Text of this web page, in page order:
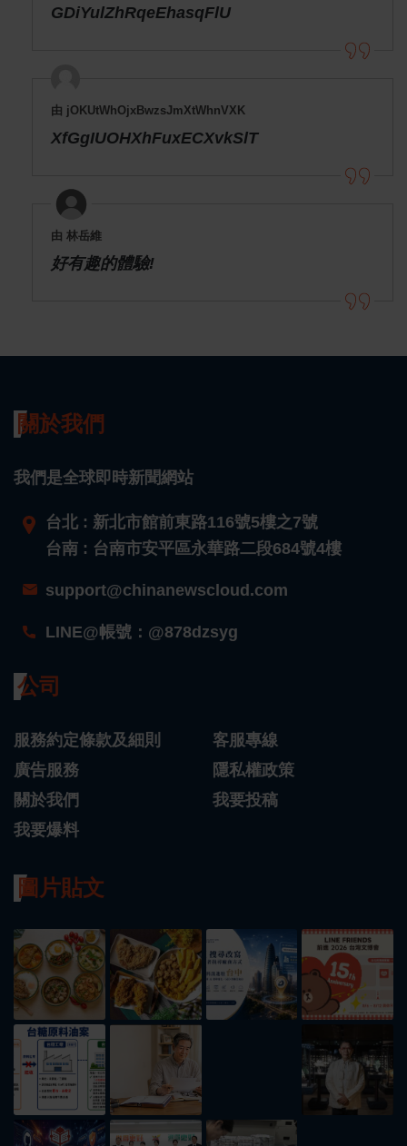
GDiYulZhRqeEhasqFlU
由 jOKUtWhOjxBwzsJmXtWhnVXK
XfGgIUOHXhFuxECXvkSlT
由 林岳維
好有趣的體驗!
關於我們
我們是全球即時新聞網站
台北 : 新北市館前東路116號5樓之7號
台南 : 台南市安平區永華路二段684號4樓
support@chinanewscloud.com
LINE@帳號：@878dzsyg
公司
服務約定條款及細則
客服專線
廣告服務
隱私權政策
關於我們
我要投稿
我要爆料
圖片貼文